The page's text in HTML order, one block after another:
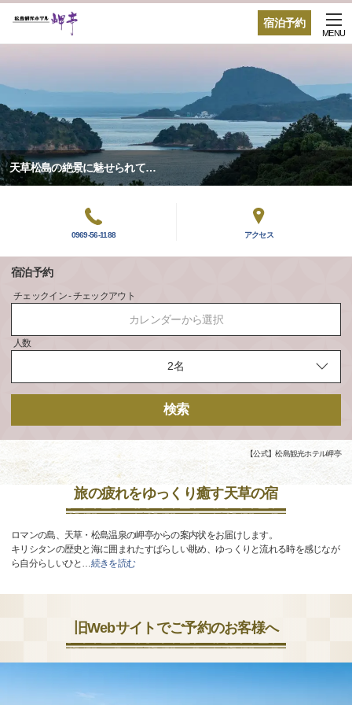
宿泊予約
MENU
天草松島の絶景に魅せられて…
0969-56-1188 アクセス
宿泊予約
チェックイン - チェックアウト
カレンダーから選択
人数
検索
【公式】松島観光ホテル岬亭
旅の疲れをゆっくり癒す天草の宿
ロマンの島、天草・松島温泉の岬亭からの案内状をお届けします。
キリシタンの歴史と海に囲まれたすばらしい眺め、ゆっくりと流れる時を感じなが
ら自分らしいひと …続きを読む
旧Webサイトでご予約のお客様へ